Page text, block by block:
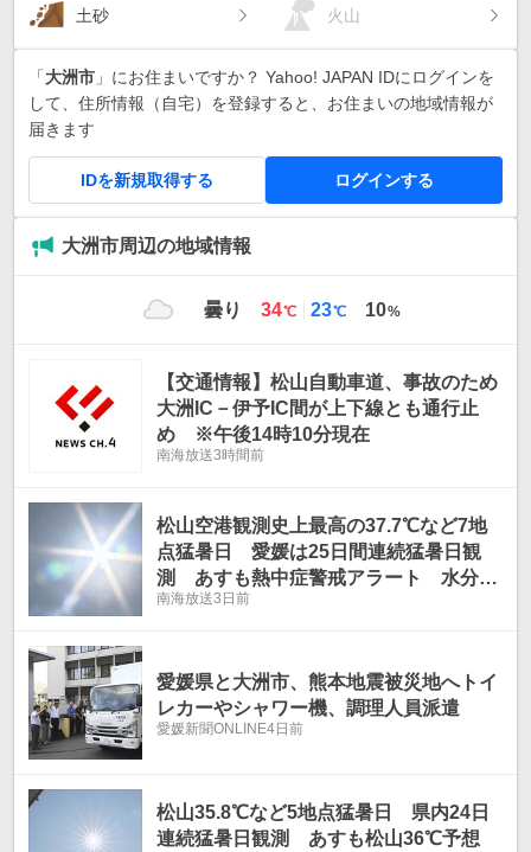
土砂 火山
「大洲市 」にお住まいですか？ Yahoo! JAPAN IDにログインを
して、住所情報（自宅）を登録すると、お住まいの地域情報が
届きます
IDを新規取得する ログインする
大洲市周辺の地域情報
曇り
最
温
34℃
最
温
23℃ 10%
【交通情報】松山自動車道、事故のため
大洲IC－伊予IC間が上下線とも通行止
め ※午後14時10分現在
南海放送3時間前
松山空港観測史上最高の37.7℃など7地
点猛暑日 愛媛は25日間連続猛暑日観
測 あすも熱中症警戒アラート 水分補
給など対策徹底を
南海放送3日前
愛媛県と大洲市、熊本地震被災地へトイ
レカーやシャワー機、調理人員派遣
愛媛新聞ONLINE4日前
松山35.8℃など5地点猛暑日 県内24日
連続猛暑日観測 あすも松山36℃予想